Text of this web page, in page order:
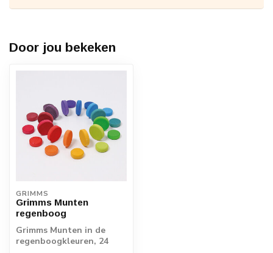
Door jou bekeken
GRIMMS
Grimms Munten
regenboog
Grimms Munten in de
regenboogkleuren, 24